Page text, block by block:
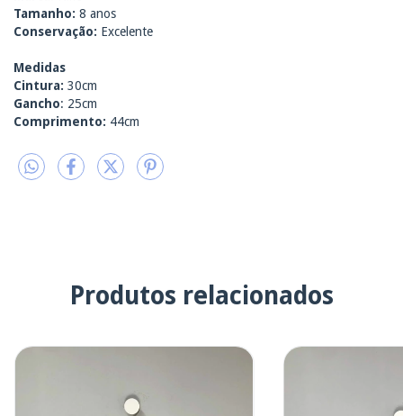
Tamanho: 8 anos
Conservação: Excelente
Medidas
Cintura: 30cm
Gancho: 25cm
Comprimento: 44cm
Produtos relacionados